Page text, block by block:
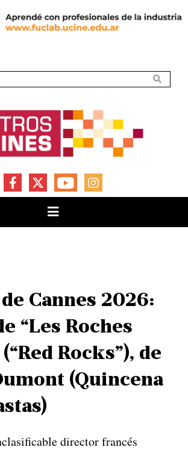
FACEBOOKYOUTUBEINSTAGRAM
Cannes 2026:
“Les Roches
Rocks”), de
(Quincena
director francés